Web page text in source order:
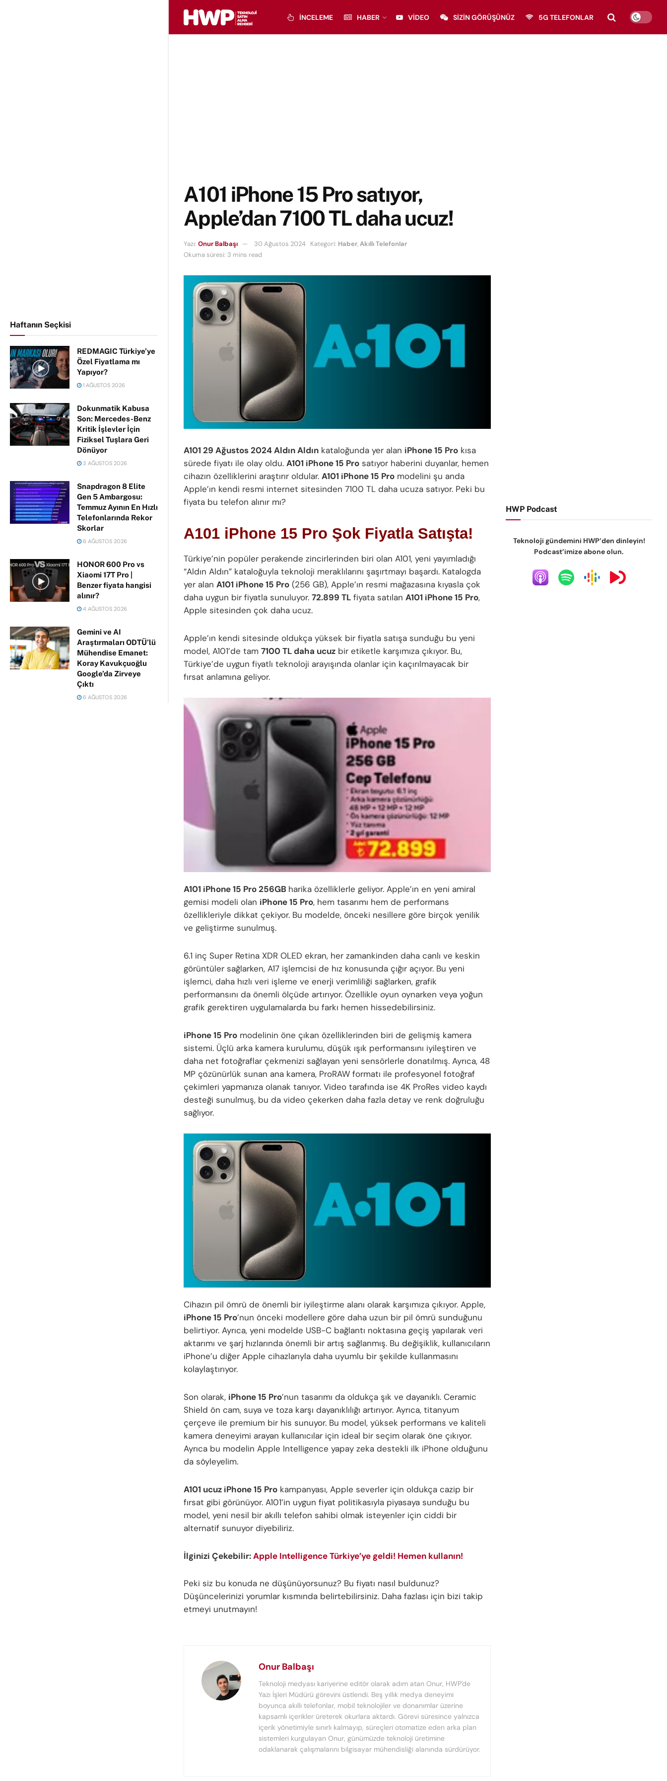
Haftanın Seçkisi
REDMAGIC Türkiye’ye
Özel Fiyatlama mı
Yapıyor?
1 AĞUSTOS 2026
Dokunmatik Kabusa
Son: Mercedes-Benz
Kritik İşlevler İçin
Fiziksel Tuşlara Geri
Dönüyor
3 AĞUSTOS 2026
Snapdragon 8 Elite
Gen 5 Ambargosu:
Temmuz Ayının En Hızlı
Telefonlarında Rekor
Skorlar
6 AĞUSTOS 2026
HONOR 600 Pro vs
Xiaomi 17T Pro |
Benzer fiyata hangisi
alınır?
4 AĞUSTOS 2026
Gemini ve AI
Araştırmaları ODTÜ’lü
Mühendise Emanet:
Koray Kavukçuoğlu
Google’da Zirveye
Çıktı
6 AĞUSTOS 2026
İNCELEME HABER VIDEO SIZIN GÖRÜŞÜNÜZ 5G TELEFONLAR
A101 iPhone 15 Pro satıyor,
Apple’dan 7100 TL daha ucuz!
Yazı: Onur Balbaşı 30 Ağustos 2024 Kategori: Haber,Akıllı Telefonlar
Okuma süresi: 3 mins read
A101 29 Ağustos 2024 Aldın Aldın kataloğunda yer alan iPhone 15 Pro kısa
sürede fiyatı ile olay oldu. A101 iPhone 15 Pro satıyor haberini duyanlar, hemen
cihazın özelliklerini araştırır oldular. A101 iPhone 15 Pro modelini şu anda
Apple’ın kendi resmi internet sitesinden 7100 TL daha ucuza satıyor. Peki bu
fiyata bu telefon alınır mı?
A101 iPhone 15 Pro Şok Fiyatla Satışta!
Türkiye’nin popüler perakende zincirlerinden biri olan A101, yeni yayımladığı
“Aldın Aldın” kataloğuyla teknoloji meraklılarını şaşırtmayı başardı. Katalogda
yer alan A101 iPhone 15 Pro (256 GB), Apple’ın resmi mağazasına kıyasla çok
daha uygun bir fiyatla sunuluyor. 72.899 TL fiyata satılan A101 iPhone 15 Pro,
Apple sitesinden çok daha ucuz.
Apple’ın kendi sitesinde oldukça yüksek bir fiyatla satışa sunduğu bu yeni
model, A101’de tam 7100 TL daha ucuz bir etiketle karşımıza çıkıyor. Bu,
Türkiye’de uygun fiyatlı teknoloji arayışında olanlar için kaçırılmayacak bir
fırsat anlamına geliyor.
A101 iPhone 15 Pro 256GB harika özelliklerle geliyor. Apple’ın en yeni amiral
gemisi modeli olan iPhone 15 Pro, hem tasarımı hem de performans
özellikleriyle dikkat çekiyor. Bu modelde, önceki nesillere göre birçok yenilik
ve geliştirme sunulmuş.
6.1 inç Super Retina XDR OLED ekran, her zamankinden daha canlı ve keskin
görüntüler sağlarken, A17 işlemcisi de hız konusunda çığır açıyor. Bu yeni
işlemci, daha hızlı veri işleme ve enerji verimliliği sağlarken, grafik
performansını da önemli ölçüde artırıyor. Özellikle oyun oynarken veya yoğun
grafik gerektiren uygulamalarda bu farkı hemen hissedebilirsiniz.
iPhone 15 Pro modelinin öne çıkan özelliklerinden biri de gelişmiş kamera
sistemi. Üçlü arka kamera kurulumu, düşük ışık performansını iyileştiren ve
daha net fotoğraflar çekmenizi sağlayan yeni sensörlerle donatılmış. Ayrıca, 48
MP çözünürlük sunan ana kamera, ProRAW formatı ile profesyonel fotoğraf
çekimleri yapmanıza olanak tanıyor. Video tarafında ise 4K ProRes video kaydı
desteği sunulmuş, bu da video çekerken daha fazla detay ve renk doğruluğu
sağlıyor.
Cihazın pil ömrü de önemli bir iyileştirme alanı olarak karşımıza çıkıyor. Apple,
iPhone 15 Pro’nun önceki modellere göre daha uzun bir pil ömrü sunduğunu
belirtiyor. Ayrıca, yeni modelde USB-C bağlantı noktasına geçiş yapılarak veri
aktarımı ve şarj hızlarında önemli bir artış sağlanmış. Bu değişiklik, kullanıcıların
iPhone’u diğer Apple cihazlarıyla daha uyumlu bir şekilde kullanmasını
kolaylaştırıyor.
Son olarak, iPhone 15 Pro’nun tasarımı da oldukça şık ve dayanıklı. Ceramic
Shield ön cam, suya ve toza karşı dayanıklılığı artırıyor. Ayrıca, titanyum
çerçeve ile premium bir his sunuyor. Bu model, yüksek performans ve kaliteli
kamera deneyimi arayan kullanıcılar için ideal bir seçim olarak öne çıkıyor.
Ayrıca bu modelin Apple Intelligence yapay zeka destekli ilk iPhone olduğunu
da söyleyelim.
A101 ucuz iPhone 15 Pro kampanyası, Apple severler için oldukça cazip bir
fırsat gibi görünüyor. A101’in uygun fiyat politikasıyla piyasaya sunduğu bu
model, yeni nesil bir akıllı telefon sahibi olmak isteyenler için ciddi bir
alternatif sunuyor diyebiliriz.
İlginizi Çekebilir:Apple Intelligence Türkiye’ye geldi! Hemen kullanın!
Peki siz bu konuda ne düşünüyorsunuz? Bu fiyatı nasıl buldunuz?
Düşüncelerinizi yorumlar kısmında belirtebilirsiniz. Daha fazlası için bizi takip
etmeyi unutmayın!
Onur Balbaşı
Teknoloji medyası kariyerine editör olarak adım atan Onur, HWP'de
Yazı İşleri Müdürü görevini üstlendi. Beş yıllık medya deneyimi
boyunca akıllı telefonlar, mobil teknolojiler ve donanımlar üzerine
kapsamlı içerikler üreterek okurlara aktardı. Görevi süresince yalnızca
içerik yönetimiyle sınırlı kalmayıp, süreçleri otomatize eden arka plan
sistemleri kurgulayan Onur, günümüzde teknoloji üretimine
odaklanarak çalışmalarını bilgisayar mühendisliği alanında sürdürüyor.
HWP Podcast
Teknoloji gündemini HWP’den dinleyin!
Podcast’imize abone olun.